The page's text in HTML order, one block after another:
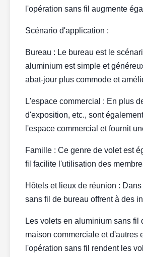
l'opération sans fil augmente
Scénario d'application :
Bureau : Le bureau est le
aluminium est simple et
abat-jour plus commode et
L'espace commercial : En plus
d'exposition, etc., sont
l'espace commercial et fournit
Famille : Ce genre de volet est
fil facilite l'utilisation des
Hôtels et lieux de réunion :
sans fil de bureau offrent à des
Les volets en aluminium sans
maison commerciale et d'autres
l'opération sans fil rendent les